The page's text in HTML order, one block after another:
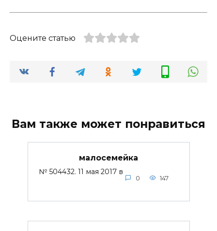
Оцените статью
Вам также может понравиться
малосемейка
№ 504432. 11 мая 2017 в
0 147